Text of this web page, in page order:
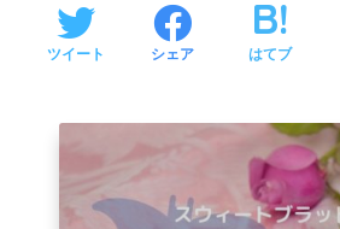
ツイート シェア はてブ